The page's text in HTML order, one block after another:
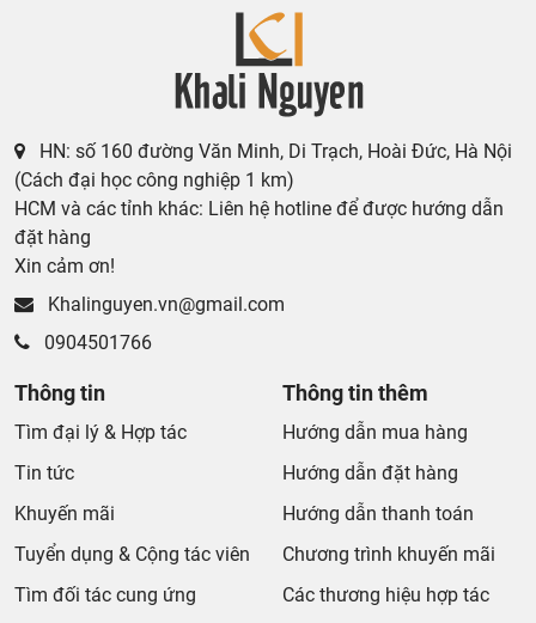
HN: số 160 đường Văn Minh, Di Trạch, Hoài Đức, Hà Nội
(Cách đại học công nghiệp 1 km)
HCM và các tỉnh khác: Liên hệ hotline để được hướng dẫn
đặt hàng
Xin cảm ơn!
Khalinguyen.vn@gmail.com
0904501766
Thông tin
Tìm đại lý & Hợp tác
Tin tức
Khuyến mãi
Tuyển dụng & Cộng tác viên
Tìm đối tác cung ứng
Thông tin thêm
Hướng dẫn mua hàng
Hướng dẫn đặt hàng
Hướng dẫn thanh toán
Chương trình khuyến mãi
Các thương hiệu hợp tác